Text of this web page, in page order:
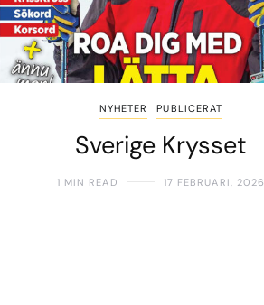
NYHETER PUBLICERAT
Sverige Krysset
1 MIN READ 17 FEBRUARI, 2026